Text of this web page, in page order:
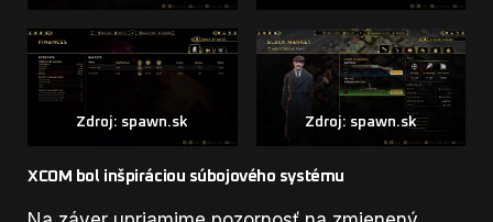
Zdroj: spawn.sk Zdroj: spawn.sk
XCOM bol inšpiráciou súbojového systému